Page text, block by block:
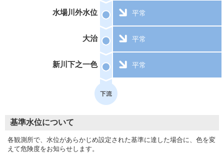
水場川外水位 平常
大治 平常
新川下之一色 平常
基準水位について
各観測所で、水位があらかじめ設定された基準に達した場合に、色を変
えて危険度をお知らせします。